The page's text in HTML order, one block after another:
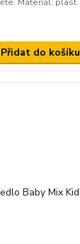
Přidat do košíku